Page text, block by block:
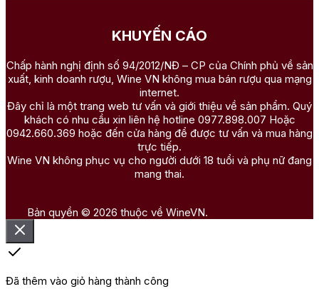
KHUYẾN CÁO
Chấp hành nghị định số 94/2012/NĐ – CP của Chính phủ về sản
xuất, kinh doanh rượu, Wine VN không mua bán rượu qua mạng
internet.
Đây chỉ là một trang web tư vấn và giới thiệu về sản phẩm. Quý
khách có nhu cầu xin liên hệ hotline 0977.898.007 Hoặc
0942.660.369 hoặc đến cửa hàng để được tư vấn và mua hàng
trực tiếp.
Wine VN không phục vụ cho người dưới 18 tuổi và phụ nữ đang
mang thai.
Bản quyền © 2026 thuộc về WineVN.
Đã thêm vào giỏ hàng thành công